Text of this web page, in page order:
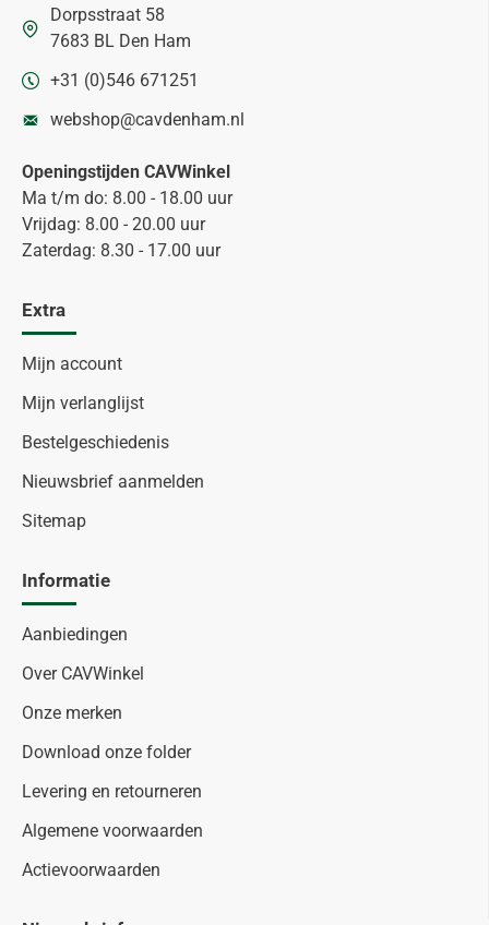
Dorpsstraat 58
7683 BL Den Ham
+31 (0)546 671251
webshop@cavdenham.nl
Openingstijden CAVWinkel
Ma t/m do: 8.00 - 18.00 uur
Vrijdag: 8.00 - 20.00 uur
Zaterdag: 8.30 - 17.00 uur
Extra
Mijn account
Mijn verlanglijst
Bestelgeschiedenis
Nieuwsbrief aanmelden
Sitemap
Informatie
Aanbiedingen
Over CAVWinkel
Onze merken
Download onze folder
Levering en retourneren
Algemene voorwaarden
Actievoorwaarden